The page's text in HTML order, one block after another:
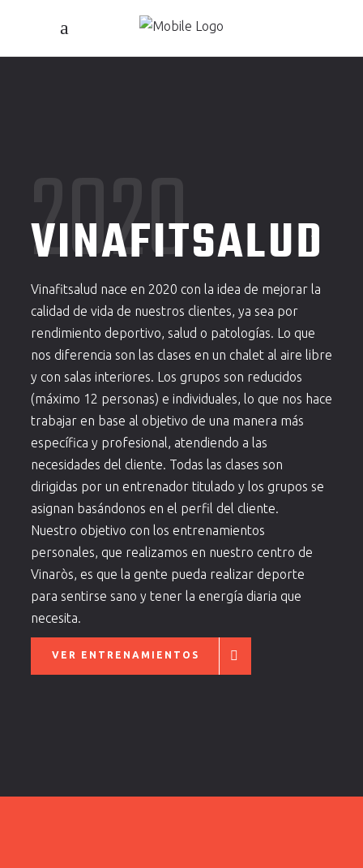
VINAFITSALUD
2020
Vinafitsalud nace en 2020 con la idea de mejorar la
calidad de vida de nuestros clientes, ya sea por
rendimiento deportivo, salud o patologías. Lo que
nos diferencia son las clases en un chalet al aire libre
y con salas interiores. Los grupos son reducidos
(máximo 12 personas) e individuales, lo que nos hace
trabajar en base al objetivo de una manera más
específica y profesional, atendiendo a las
necesidades del cliente. Todas las clases son
dirigidas por un entrenador titulado y los grupos se
asignan basándonos en el perfil del cliente.
Nuestro objetivo con los entrenamientos
personales, que realizamos en nuestro centro de
Vinaròs, es que la gente pueda realizar deporte
para sentirse sano y tener la energía diaria que
necesita.
VER ENTRENAMIENTOS